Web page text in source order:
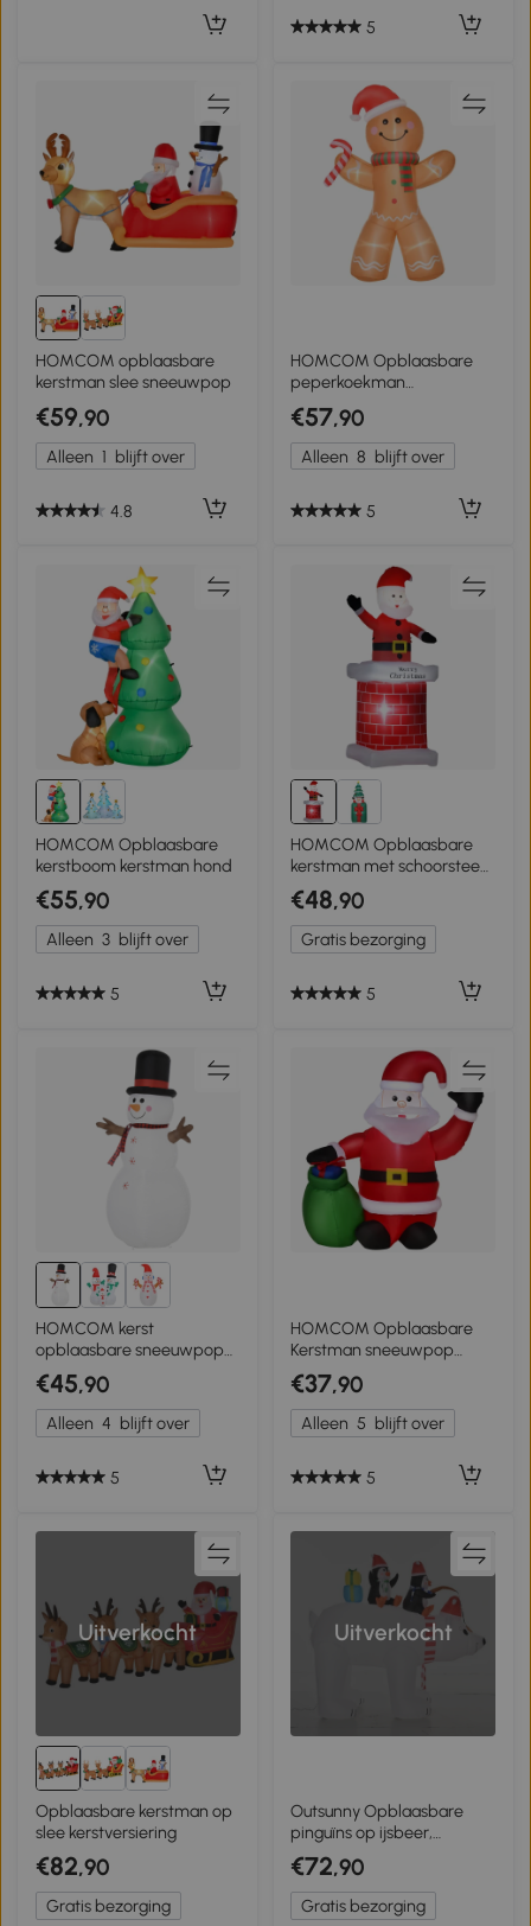
5
HOMCOM opblaasbare
kerstman slee sneeuwpop
€59,90
Alleen 1 blijft over
4.8
HOMCOM Opblaasbare
peperkoekman
kerstversiering 2,4 m met
lampjes polyester
€57,90
Alleen 8 blijft over
5
HOMCOM Opblaasbare
kerstboom kerstman hond
€55,90
Alleen 3 blijft over
5
HOMCOM Opblaasbare
kerstman met schoorsteen,
LED-verlichting,
geïntegreerde ventilator,
80 x 70 x 210 cm.
€48,90
Gratis bezorging
5
HOMCOM kerst
opblaasbare sneeuwpop
1,82 m kerstdecoratie
weerbestendig LED's
polyester 100 x 80 x 182 cm
€45,90
Alleen 4 blijft over
5
HOMCOM Opblaasbare
Kerstman sneeuwpop
kerstdecoratie
ledverlichting
€37,90
Alleen 5 blijft over
5
Uitverkocht
Opblaasbare kerstman op
slee kerstversiering
€82,90
Gratis bezorging
Uitverkocht
Outsunny Opblaasbare
pinguïns op ijsbeer,
decoratie
€72,90
Gratis bezorging